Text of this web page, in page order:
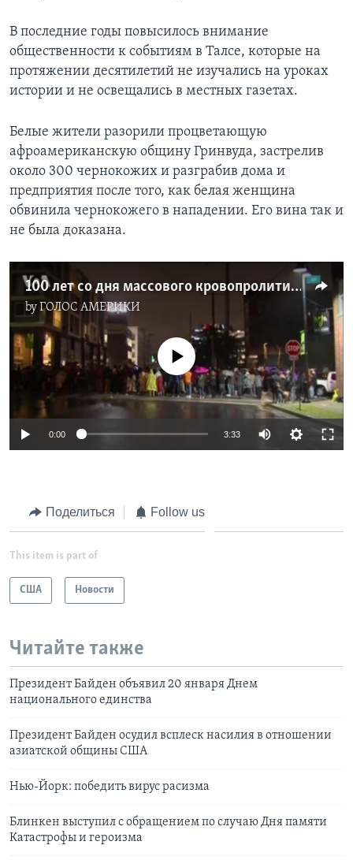
В последние годы повысилось внимание
общественности к событиям в Талсе, которые на
протяжении десятилетий не изучались на уроках
истории и не освещались в местных газетах.
Белые жители разорили процветающую
афроамериканскую общину Гринвуда, застрелив
около 300 чернокожих и разграбив дома и
предприятия после того, как белая женщина
обвинила чернокожего в нападении. Его вина так и
не была доказана.
100 лет со дня массового кровопролития на расовой почве в Талсе, штат Оклахома
byГОЛОС АМЕРИКИ
No media source currently available
0:00 3:33
Поделиться Follow us
This item is part of
США Новости
Читайте также
Президент Байден объявил 20 января Днем
национального единства
Президент Байден осудил всплеск насилия в отношении
азиатской общины США
Нью-Йорк: победить вирус расизма
Блинкен выступил с обращением по случаю Дня памяти
Катастрофы и героизма